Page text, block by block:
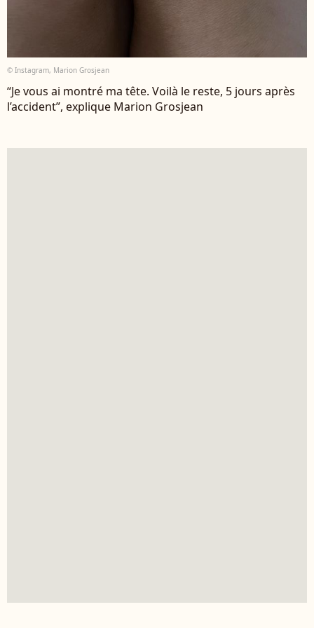
© Instagram, Marion Grosjean
“Je vous ai montré ma tête. Voilà le reste, 5 jours après
l’accident”, explique Marion Grosjean